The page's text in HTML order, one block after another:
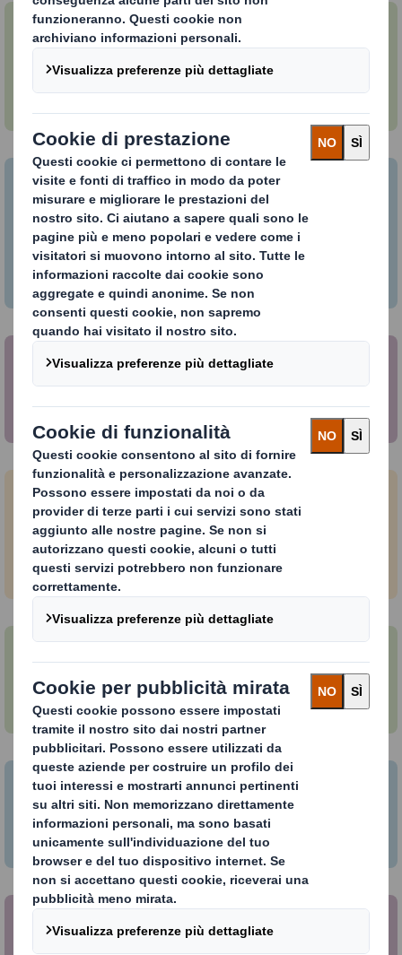
EcoVadis
Partecipazione alla valutazione annuale EcoVadis
dal 2014 (rating attuale - medaglia di platino)
CDP
Partecipazione alla valutazione annuale CDP dal
2010 (rating attuale: cambiamento climatico B;
foreste B; sicurezza idrica A-)
DJSI
Rating 67
FTSE4Good
Inclusione nel FTSE4Good Global Index annuale dal
2012
ISS
Rating ‘Prime’ B-
Sedex
Membro di AB Sedex dal 2014
Sustainalytics